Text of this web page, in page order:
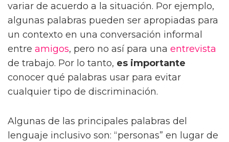
variar de acuerdo a la situación. Por ejemplo,
algunas palabras pueden ser apropiadas para
un contexto en una conversación informal
entre amigos, pero no así para una entrevista
de trabajo. Por lo tanto, es importante
conocer qué palabras usar para evitar
cualquier tipo de discriminación.
Algunas de las principales palabras del
lenguaje inclusivo son: “personas” en lugar de